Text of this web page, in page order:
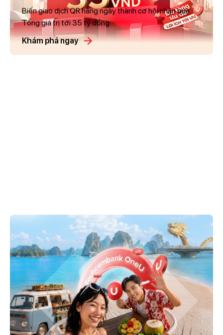
Biến giao dịch QR hằng ngày thành cơ hội nhận quà.
Tổng giá trị tới 35 tỷ đồng
Khám phá ngay